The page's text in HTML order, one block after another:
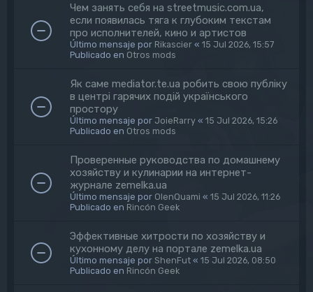
Чем занять себя на streetmusic.com.ua,
если появилась тяга к глубоким текстам
про исполнителей, кино и артистов
Último mensaje por Rikascier « 15 Jul 2026, 15:57
Publicado en Otros mods
Як саме mediator.te.ua робить свою публіку
в центрі гарячих подій українського
простору
Último mensaje por JoieRarry « 15 Jul 2026, 15:26
Publicado en Otros mods
Проверенные руководства по домашнему
хозяйству и кулинарии на интернет-
журнале zemelka.ua
Último mensaje por OlenQuami « 15 Jul 2026, 11:26
Publicado en Rincón Geek
Эффективные хитрости по хозяйству и
кухонному делу на портале zemelka.ua
Último mensaje por ShenFut « 15 Jul 2026, 08:50
Publicado en Rincón Geek